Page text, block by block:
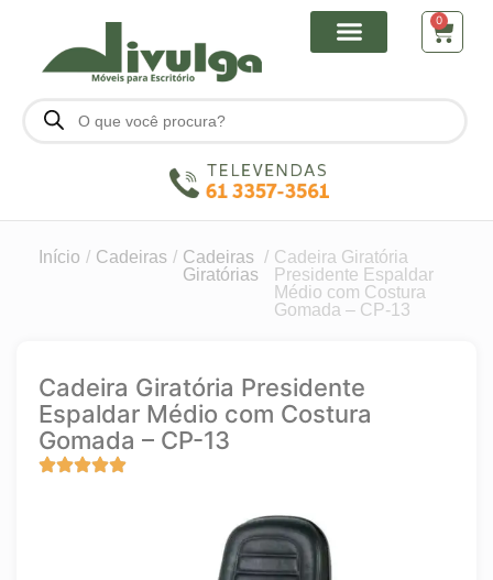
0
Início / Cadeiras / Cadeiras
Giratórias
/ Cadeira Giratória
Presidente Espaldar
Médio com Costura
Gomada – CP-13
Cadeira Giratória Presidente
Espaldar Médio com Costura
Gomada – CP-13